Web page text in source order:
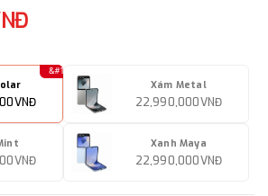
Xám Metal
22,990,000VNĐ
Xanh Maya
22,990,000VNĐ